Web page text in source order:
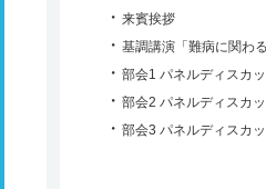
来賓挨拶
基調講演「難病に関わ
部会1 パネルディスカ
部会2 パネルディスカ
部会3 パネルディスカ